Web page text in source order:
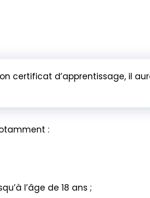
certificat d’apprentissage, il
:
l’âge de 18 ans ;